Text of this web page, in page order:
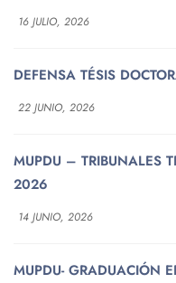
16 JULIO, 2026
DEFENSA TÉSIS
22 JUNIO, 2026
MUPDU – TRIBUNALES
2026
14 JUNIO, 2026
MUPDU- GRADUACIÓN